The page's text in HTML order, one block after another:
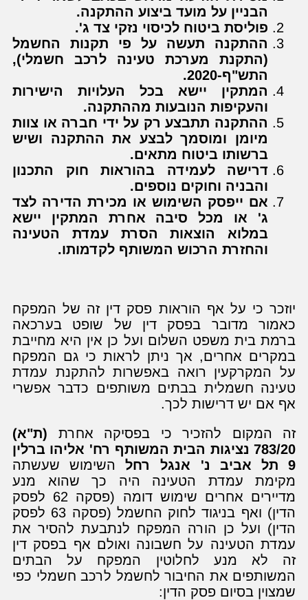
הבניין על מועד ביצוע ההתקנה.
פוליסת ביטוח לכיסוי נזקי צד ג'.
ההתקנה תעשה על פי תקנות החשמל
(התקנת מערכת טעינה לרכב חשמלי),
התש"ף-2020.
המתקין יישא בכל העלויות הישירות
והעקיפות הנובעות מההתקנה.
ההתקנה תתבצע רק על ידי חברה או צוות
מיומן ומוסמך לבצע את ההתקנה ושיש
ברשותו ביטוח מתאים.
דרישה לעמידה בהוראות חוק התכנון
והבניה וחוקים נוספים.
אם ייפסק השימוש או מכירת הדירה לצד
ג' או מכל סיבה אחרת המתקין יישא
במלוא הוצאות הסרת עמדת הטעינה
והחזרת הרכוש המשותף לקדמותו.
יוזכר כי על אף הוראות פסק דין זה של המפקח
כאמור מדובר בפסק דין של שופט בערכאה
ברמת בית משפט השלום ועל כן אין היא מחייבת
במקרים אחרים, אך ניתן לראות כי גם המפקח
על המקרקעין רואה באפשרות להתקנת עמדת
טעינה חשמלית בבתים משותפים כדבר אפשרי
אף אם יש דרישות לכך.
זה המקום להזכיר כי בפסיקה אחרת (ת"א)
783/20 נציגות הבית המשותף רח' אליהו ברלין
9 תל אביב נ' אנגל רחל
השימוש שעשתה
מקימת עמדת הטעינה היה כך שהוא מנע
מדיירים אחרים שימוש דומה (פסקה 62 לפסק
הדין) ואף בניגוד לחוק החשמל (פסקה 63 לפסק
הדין) ועל כן הורה המפקח לנתבעת להסיר את
עמדת הטעינה על חשבונה ואולם אף בפסק דין
זה לא מנע לחלוטין המפקח על הבתים
המשותפים את החיבור לחשמל לרכב חשמלי כפי
שמצוין בסיום פסק הדין: